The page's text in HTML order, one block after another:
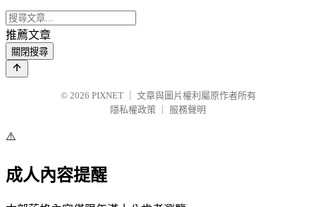
推薦文章
關閉搜尋
© 2026 PIXNET
文章與圖片權利屬原作者所有
隱私權政策
服務聲明
⚠️
成人內容提醒